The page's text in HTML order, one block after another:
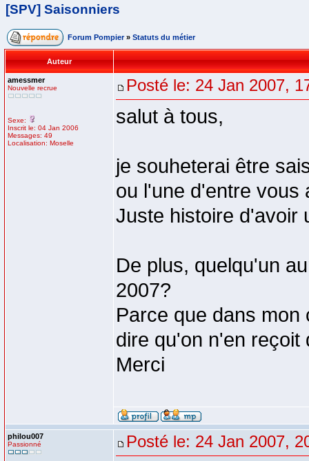
[SPV] Saisonniers
Forum Pompier » Statuts du métier
Auteur
amessmer
Nouvelle recrue
Sexe:
Inscrit le: 04 Jan 2006
Messages: 49
Localisation: Moselle
Posté le: 24 Jan 2007,
salut à tous,
je souheterai être
ou l'une d'entre vous
Juste histoire d'avoir
De plus, quelqu'un
2007?
Parce que dans
dire qu'on n'en
Merci
philou007
Passionné Posté le: 24 Jan 2007,